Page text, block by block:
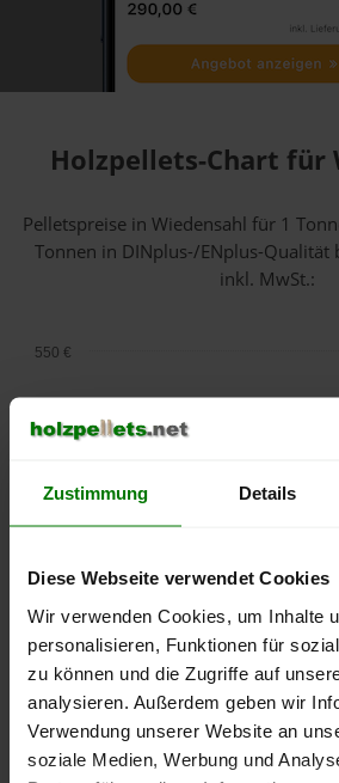
Zustimmung Details
Diese Webseite verwendet Cookies
Wir verwenden Cookies, um Inhalte
personalisieren, Funktionen für
zu können und die Zugriffe auf
analysieren. Außerdem geben wir
Verwendung unserer Website an
soziale Medien, Werbung und
Holzpellets-Chart für
Pelletspreise in Wiedensahl für 1
Tonnen in DINplus-/ENplus-Qualität
inkl. MwSt.:
lose Ware
September
Januar
250 €
300 €
350 €
550 €